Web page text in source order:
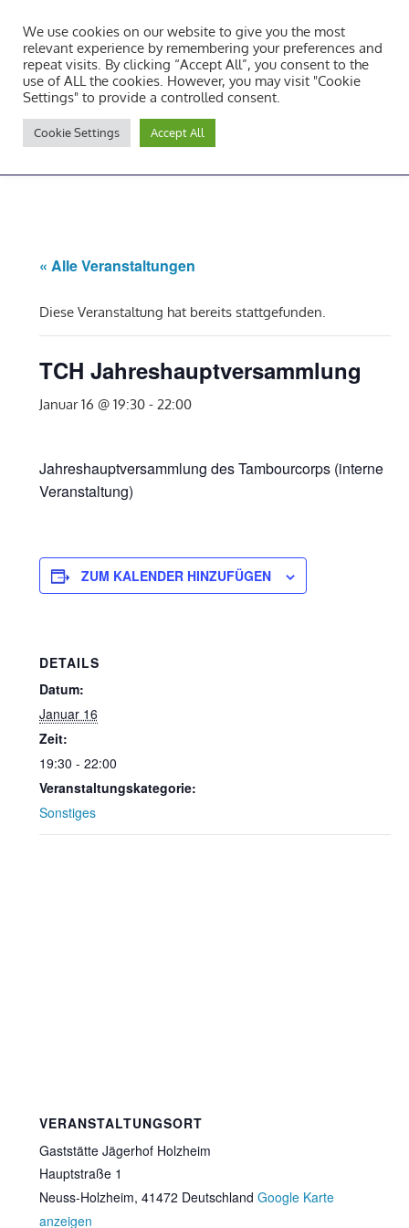
Inhalt
springenTambourcorps Concordia
Holzheim 1923
Tambourcorps
ConcordiaNAVIGATION
« Alle Veranstaltungen
Diese Veranstaltung hat bereits stattgefunden.
TCH Jahreshauptversammlung
Januar 16 @ 19:30- 22:00
Jahreshauptversammlung des Tambourcorps (interne
Veranstaltung)
ZUM KALENDER HINZUFÜGEN
DETAILS
Datum:
Januar 16
Zeit:
19:30 - 22:00
Veranstaltungskategorie:
Sonstiges
VERANSTALTUNGSORT
Gaststätte Jägerhof Holzheim
Hauptstraße 1
Neuss-Holzheim, 41472 Deutschland Google Karte
anzeigen
We use cookies on our website to give you the most
relevant experience by remembering your preferences and
repeat visits. By clicking “Accept All”, you consent to the
use of ALL the cookies. However, you may visit "Cookie
Settings" to provide a controlled consent.
Cookie Settings Accept All